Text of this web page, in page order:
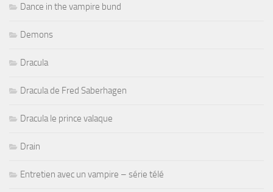
Dance in the vampire bund
Demons
Dracula
Dracula de Fred Saberhagen
Dracula le prince valaque
Drain
Entretien avec un vampire – série télé